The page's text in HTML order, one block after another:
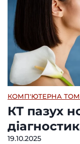
КОМП'ЮТЕРНА
КТ пазух
19.10.2025